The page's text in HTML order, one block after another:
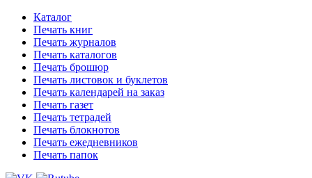
Каталог
Печать книг
Печать журналов
Печать каталогов
Печать брошюр
Печать листовок и буклетов
Печать календарей на заказ
Печать газет
Печать тетрадей
Печать блокнотов
Печать ежедневников
Печать папок